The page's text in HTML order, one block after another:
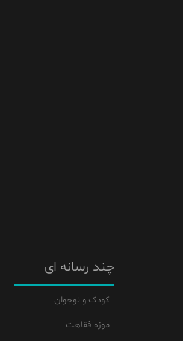
چند رسانه ای
کودک و نوجوان
موزه فقاهت